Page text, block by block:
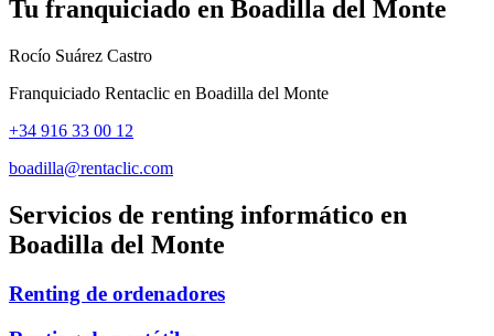
Tu franquiciado en Boadilla del Monte
Rocío Suárez Castro
Franquiciado Rentaclic en Boadilla del Monte
+34 916 33 00 12
boadilla@rentaclic.com
Servicios de renting informático en
Boadilla del Monte
Renting de ordenadores